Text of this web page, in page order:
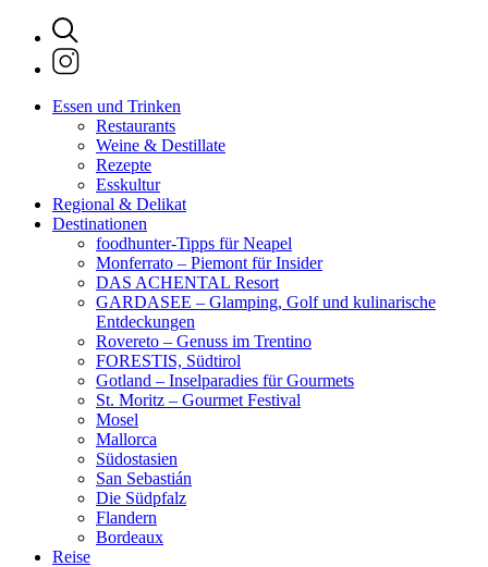
Essen und Trinken
Restaurants
Weine & Destillate
Rezepte
Esskultur
Regional & Delikat
Destinationen
foodhunter-Tipps für Neapel
Monferrato – Piemont für Insider
DAS ACHENTAL Resort
GARDASEE – Glamping, Golf und kulinarische
Entdeckungen
Rovereto – Genuss im Trentino
FORESTIS, Südtirol
Gotland – Inselparadies für Gourmets
St. Moritz – Gourmet Festival
Mosel
Mallorca
Südostasien
San Sebastián
Die Südpfalz
Flandern
Bordeaux
Reise